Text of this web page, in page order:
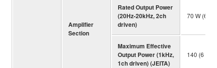
Amplifier
Section
Rated Output Power
(20Hz-20kHz, 2ch
driven)
70 W (6
Maximum Effective
Output Power (1kHz,
1ch driven) (JEITA)
140 (6